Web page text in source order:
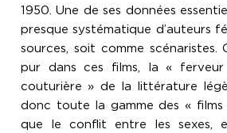
1950. Une de ses données
presque systématique d’auteurs
sources, soit comme scénaristes.
pur dans ces films, la «
couturière » de la littérature
donc toute la gamme des « films
que le conflit entre les sexes,